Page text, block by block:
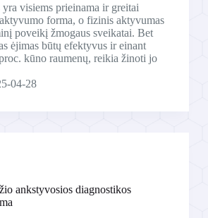
yra visiems prieinama ir greitai
forma, o fizinis aktyvumas
poveikį žmogaus sveikatai. Bet
ėjimas būtų efektyvus ir einant
kūno raumenų, reikia žinoti jo
04-28
ankstyvosios diagnostikos